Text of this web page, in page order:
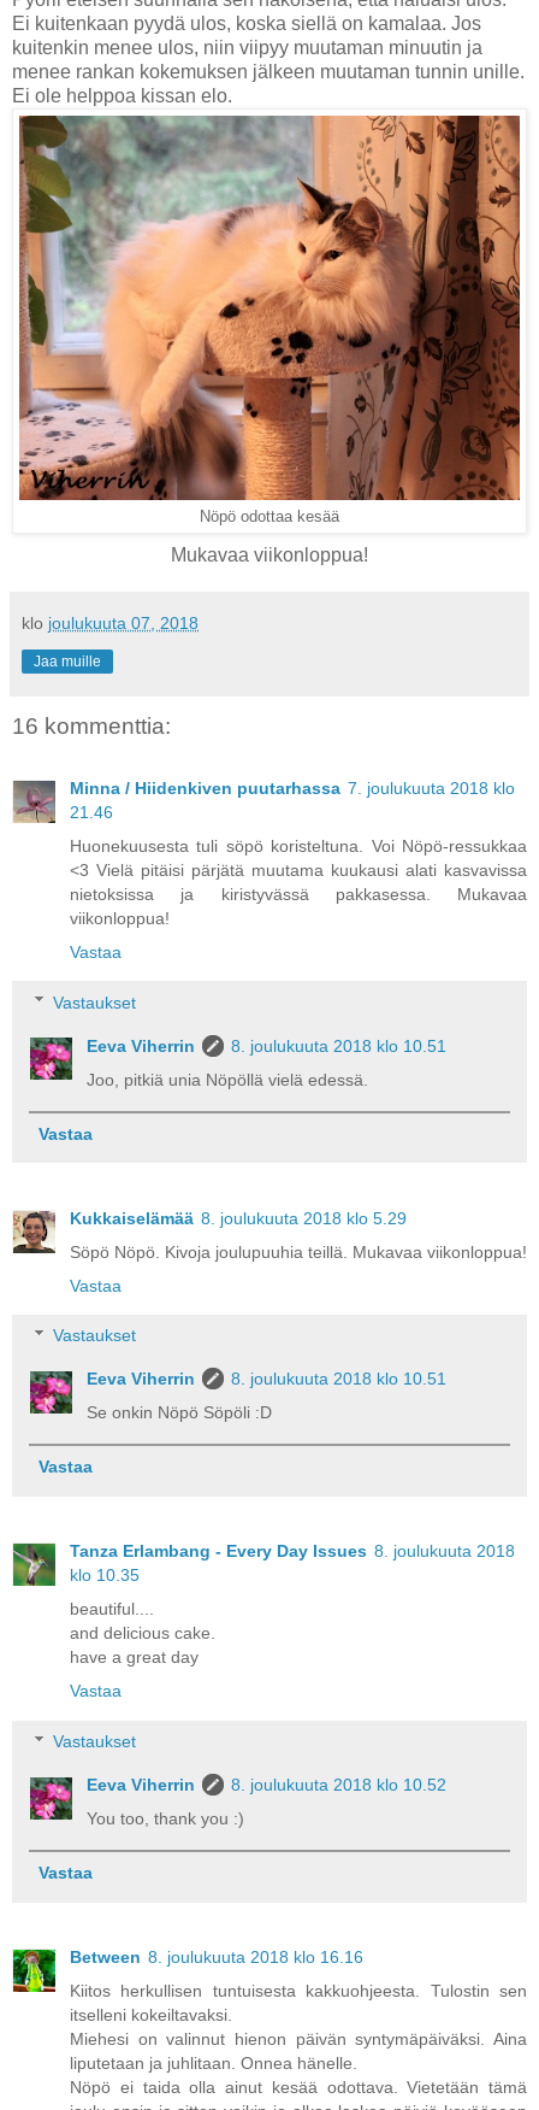
Ei kuitenkaan pyydä ulos, koska siellä on kamalaa. Jos
kuitenkin menee ulos, niin viipyy muutaman minuutin ja
menee rankan kokemuksen jälkeen muutaman tunnin unille.
Ei ole helppoa kissan elo.
Nöpö odottaa kesää
Mukavaa viikonloppua!
klo joulukuuta 07, 2018
Jaa muille
16 kommenttia:
Minna / Hiidenkiven puutarhassa 7. joulukuuta 2018 klo
21.46
Huonekuusesta tuli söpö koristeltuna. Voi Nöpö-ressukkaa
<3 Vielä pitäisi pärjätä muutama kuukausi alati kasvavissa
nietoksissa ja kiristyvässä pakkasessa. Mukavaa
viikonloppua!
Vastaa
Vastaukset
Eeva Viherrin
8. joulukuuta 2018 klo 10.51
Joo, pitkiä unia Nöpöllä vielä edessä.
Vastaa
Kukkaiselämää 8. joulukuuta 2018 klo 5.29
Söpö Nöpö. Kivoja joulupuuhia teillä. Mukavaa viikonloppua!
Vastaa
Vastaukset
Eeva Viherrin
8. joulukuuta 2018 klo 10.51
Se onkin Nöpö Söpöli :D
Vastaa
Tanza Erlambang - Every Day Issues 8. joulukuuta 2018
klo 10.35
beautiful....
and delicious cake.
have a great day
Vastaa
Vastaukset
Eeva Viherrin
8. joulukuuta 2018 klo 10.52
You too, thank you :)
Vastaa
Between 8. joulukuuta 2018 klo 16.16
Kiitos herkullisen tuntuisesta kakkuohjeesta. Tulostin sen
itselleni kokeiltavaksi.
Miehesi on valinnut hienon päivän syntymäpäiväksi. Aina
liputetaan ja juhlitaan. Onnea hänelle.
Nöpö ei taida olla ainut kesää odottava. Vietetään tämä